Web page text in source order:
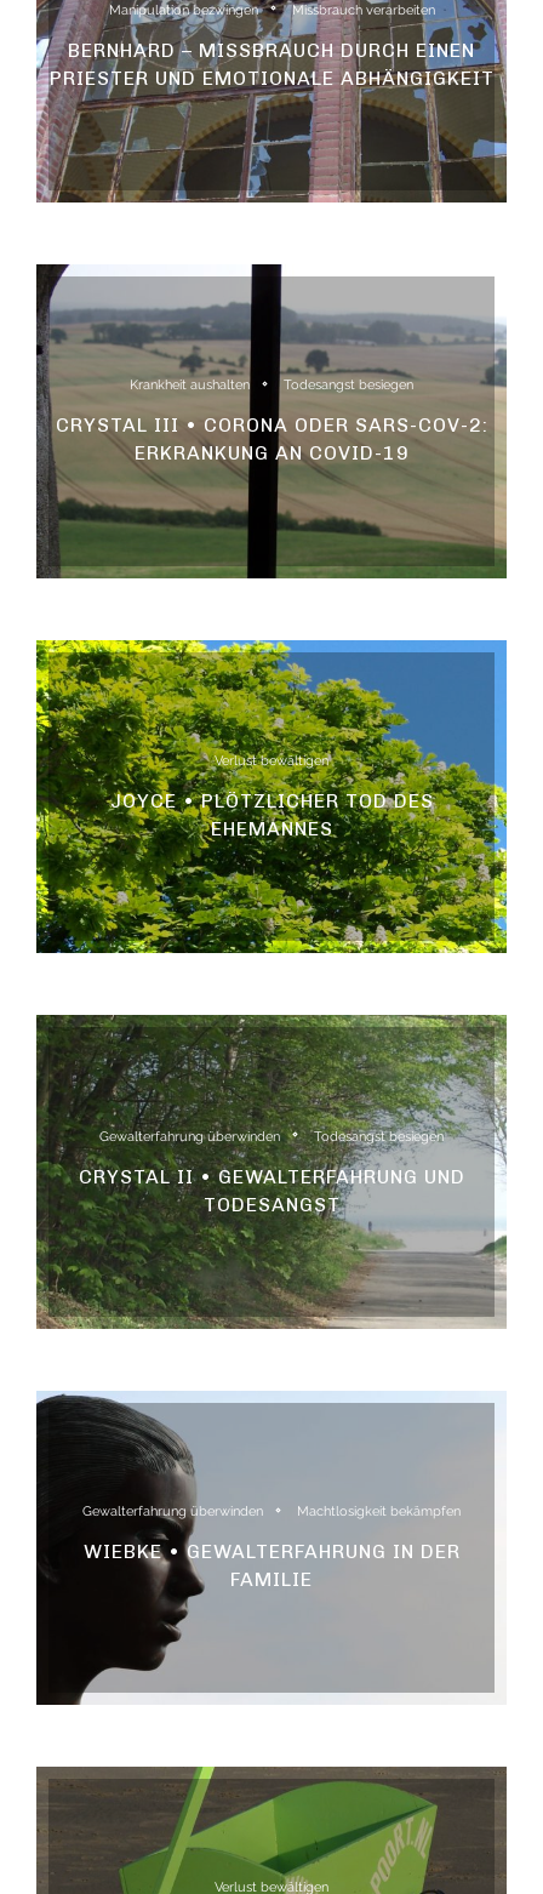
Manipulation bezwingen Missbrauch verarbeiten
BERNHARD – MISSBRAUCH DURCH EINEN
PRIESTER UND EMOTIONALE ABHÄNGIGKEIT
Krankheit aushalten Todesangst besiegen
CRYSTAL III • CORONA ODER SARS-COV-2:
ERKRANKUNG AN COVID-19
Verlust bewältigen
JOYCE • PLÖTZLICHER TOD DES
EHEMANNES
Gewalterfahrung überwinden Todesangst besiegen
CRYSTAL II • GEWALTERFAHRUNG UND
TODESANGST
Gewalterfahrung überwinden Machtlosigkeit bekämpfen
WIEBKE • GEWALTERFAHRUNG IN DER
FAMILIE
Verlust bewältigen